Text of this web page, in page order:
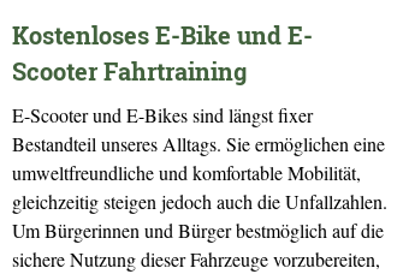
Kostenloses E-Bike und E-
Scooter Fahrtraining
E-Scooter und E-Bikes sind längst fixer
Bestandteil unseres Alltags. Sie ermöglichen eine
umweltfreundliche und komfortable Mobilität,
gleichzeitig steigen jedoch auch die Unfallzahlen.
Um Bürgerinnen und Bürger bestmöglich auf die
sichere Nutzung dieser Fahrzeuge vorzubereiten,